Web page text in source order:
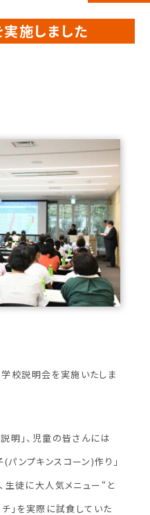
施しました
校説明会を実施いたしま
明」、児童の皆さんには
パンプキンスコーン)作り」
生徒に大人気メニュー“と
」を実際に試食していた